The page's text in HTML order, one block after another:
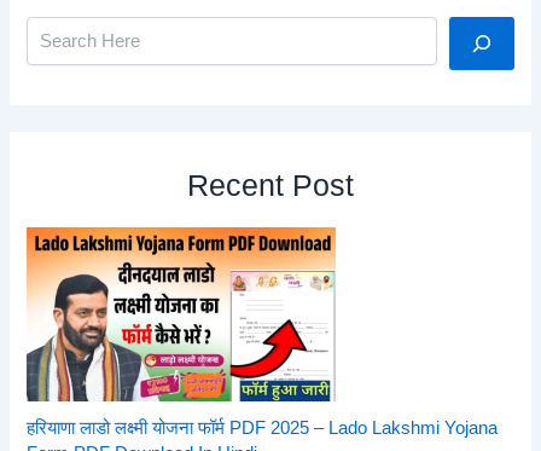
Recent Post
हरियाणा लाडो लक्ष्मी योजना फॉर्म PDF 2025 – Lado Lakshmi Yojana